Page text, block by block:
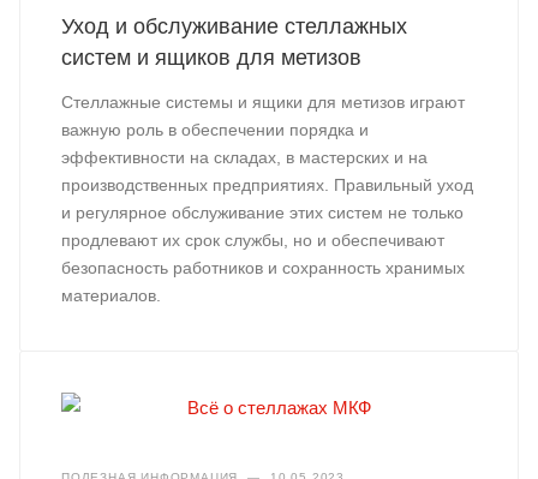
Уход и обслуживание стеллажных
систем и ящиков для метизов
Стеллажные системы и ящики для метизов играют
важную роль в обеспечении порядка и
эффективности на складах, в мастерских и на
производственных предприятиях. Правильный уход
и регулярное обслуживание этих систем не только
продлевают их срок службы, но и обеспечивают
безопасность работников и сохранность хранимых
материалов.